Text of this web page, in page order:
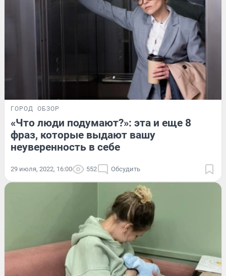
ГОРОД ОБЗОР
«Что люди подумают?»: эта и еще 8
фраз, которые выдают вашу
неуверенность в себе
29 июля, 2022, 16:00 552 Обсудить